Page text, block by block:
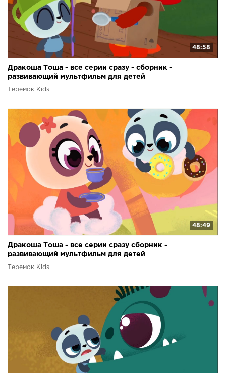
48:58
Дракоша Тоша - все серии сразу - сборник -
развивающий мультфильм для детей
Теремок Kids
48:49
Дракоша Тоша - все серии сразу сборник -
развивающий мультфильм для детей
Теремок Kids